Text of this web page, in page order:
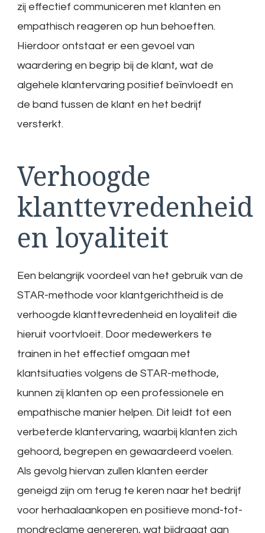
zij effectief communiceren met klanten en
empathisch reageren op hun behoeften.
Hierdoor ontstaat er een gevoel van
waardering en begrip bij de klant, wat de
algehele klantervaring positief beïnvloedt en
de band tussen de klant en het bedrijf
versterkt.
Verhoogde
klanttevredenheid
en loyaliteit
Een belangrijk voordeel van het gebruik van de
STAR-methode voor klantgerichtheid is de
verhoogde klanttevredenheid en loyaliteit die
hieruit voortvloeit. Door medewerkers te
trainen in het effectief omgaan met
klantsituaties volgens de STAR-methode,
kunnen zij klanten op een professionele en
empathische manier helpen. Dit leidt tot een
verbeterde klantervaring, waarbij klanten zich
gehoord, begrepen en gewaardeerd voelen.
Als gevolg hiervan zullen klanten eerder
geneigd zijn om terug te keren naar het bedrijf
voor herhaalaankopen en positieve mond-tot-
mondreclame genereren, wat bijdraagt aan